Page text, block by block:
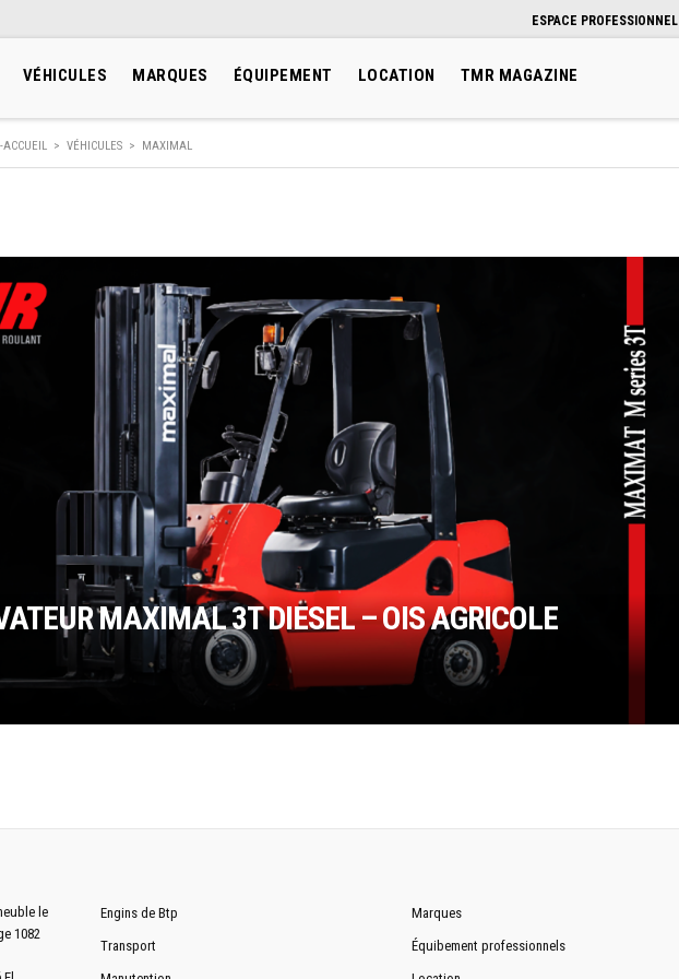
ESPACE PROFESSIONNEL
VÉHICULES MARQUES ÉQUIPEMENT LOCATION TMR MAGAZINE
ACCUEIL > VÉHICULES > MAXIMAL
MAXIMAL 3T DIESEL – OIS AGRICOLE
le
1082
Engins de Btp
Transport
Marques
Équibement professionnels